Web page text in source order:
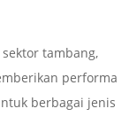
tambang,
performa
berbagai jenis